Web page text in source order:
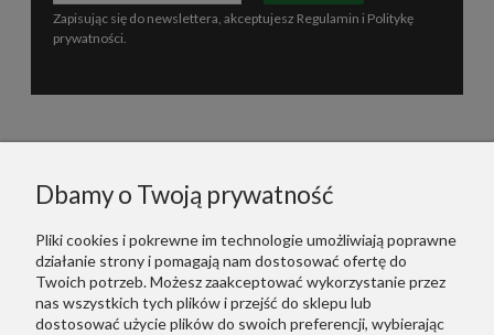
Zapisując się do newslettera, akceptujesz Regulamin i Politykę
prywatności
Warunki Zakupów
Dbamy o Twoją prywatność
Pliki cookies i pokrewne im technologie umożliwiają poprawne
działanie strony i pomagają nam dostosować ofertę do
Twoich potrzeb. Możesz zaakceptować wykorzystanie przez
nas wszystkich tych plików i przejść do sklepu lub
dostosować użycie plików do swoich preferencji, wybierając